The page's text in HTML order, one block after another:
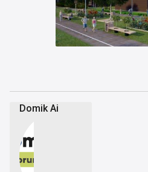
Domik Ai